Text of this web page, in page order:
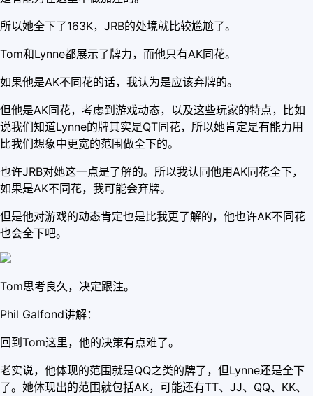
所以她全下了163K，JRB的处境就比较尴尬了。
Tom和Lynne都展示了牌力，而他只有AK同花。
如果他是AK不同花的话，我认为是应该弃牌的。
但他是AK同花，考虑到游戏动态，以及这些玩家的特点，比如
说我们知道Lynne的牌其实是QT同花，所以她肯定是有能力用
比我们想象中更宽的范围做全下的。
也许JRB对她这一点是了解的。所以我认同他用AK同花全下，
如果是AK不同花，我可能会弃牌。
但是他对游戏的动态肯定也是比我更了解的，他也许AK不同花
也会全下吧。
Tom思考良久，决定跟注。
Phil Galfond讲解：
回到Tom这里，他的决策有点难了。
老实说，他体现的范围就是QQ之类的牌了，但Lynne还是全下
了。她体现出的范围就包括AK，可能还有TT、JJ、QQ、KK、